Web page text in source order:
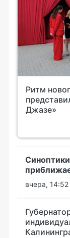
Ритм
Джазе»
вчера, 14:52